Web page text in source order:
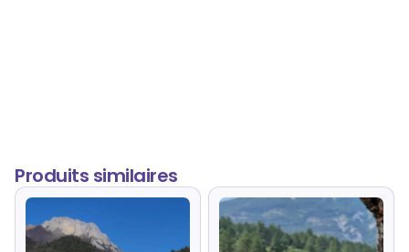
Produits similaires